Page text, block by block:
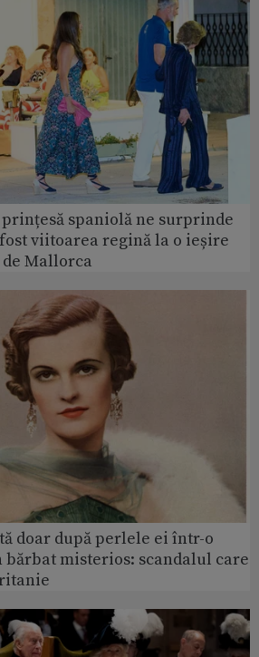
spaniolă ne surprinde
viitoarea regină la o ieșire
de Mallorca
doar după perlele ei într-o
bărbat misterios: scandalul care